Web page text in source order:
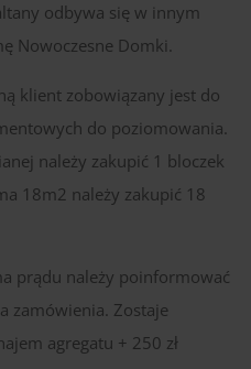
odbywa się w innym
Nowoczesne Domki.
klient zobowiązany jest do
do poziomowania.
należy zakupić 1 bloczek
18m2 należy zakupić 18
prądu należy poinformować
zamówienia. Zostaje
agregatu + 250 zł